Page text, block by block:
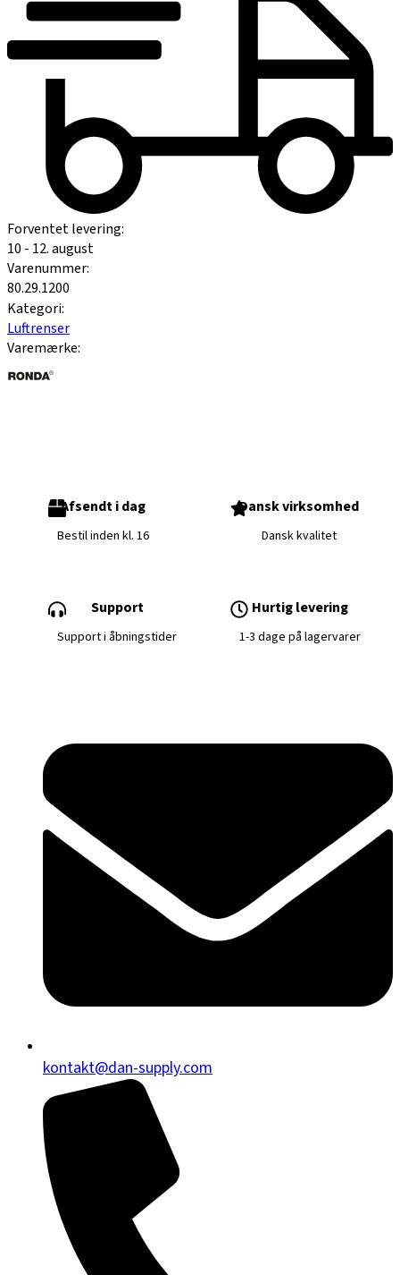
Forventet levering:
10 - 12. august
Varenummer:
80.29.1200
Kategori:
Luftrenser
Varemærke:
Afsendt i dag
Bestil inden kl. 16
Dansk virksomhed
Dansk kvalitet
Support
Support i åbningstider
Hurtig levering
1-3 dage på lagervarer
kontakt@dan-supply.com